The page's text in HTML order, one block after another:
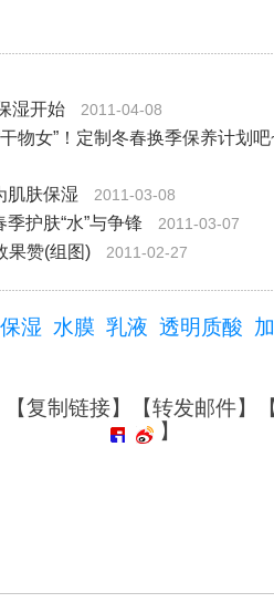
湿开始
2011-04-08
物女”！定制冬春换季保养计划吧
肌肤保湿 2011-03-08
护肤“水”与争锋 2011-03-07
果赞(组图) 2011-02-27
湿 水膜 乳液 透明质酸
复制链接】【转发邮件】
】